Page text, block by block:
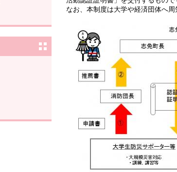
なお、本制度は大学や経済団体へ